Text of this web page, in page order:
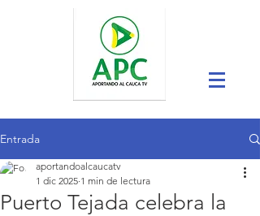
Entrada
Puerto Tejada celebra la
aportandoalcaucatv
1 dic 2025 1 min de lectura